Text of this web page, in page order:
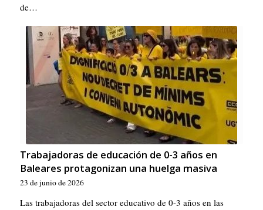
de…
Trabajadoras de educación de 0-3 años en
Baleares protagonizan una huelga masiva
23 de junio de 2026
Las trabajadoras del sector educativo de 0-3 años en las